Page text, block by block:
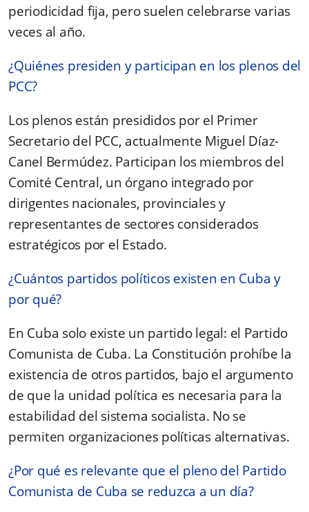
periodicidad fija, pero suelen celebrarse varias
veces al año.
¿Quiénes presiden y participan en los plenos del
PCC?
Los plenos están presididos por el Primer
Secretario del PCC, actualmente Miguel Díaz-
Canel Bermúdez. Participan los miembros del
Comité Central, un órgano integrado por
dirigentes nacionales, provinciales y
representantes de sectores considerados
estratégicos por el Estado.
¿Cuántos partidos políticos existen en Cuba y
por qué?
En Cuba solo existe un partido legal: el Partido
Comunista de Cuba. La Constitución prohíbe la
existencia de otros partidos, bajo el argumento
de que la unidad política es necesaria para la
estabilidad del sistema socialista. No se
permiten organizaciones políticas alternativas.
¿Por qué es relevante que el pleno del Partido
Comunista de Cuba se reduzca a un día?